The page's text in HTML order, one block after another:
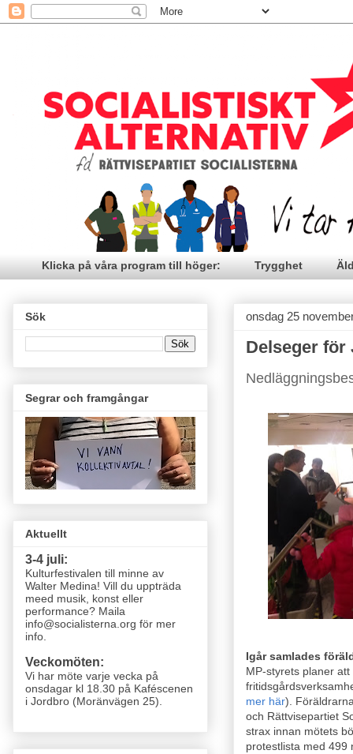
Klicka på våra program till höger: Trygghet
onsdag 25
Delseger för
Igår samlades
MP-styrets planer
mer här).
och Rättvisepartiet
strax innan mötets
protestlista med 499
Sök
Segrar och framgångar
Aktuellt
3-4 juli:
Kulturfestivalen till minne av
Walter Medina! Vill du uppträda
meed musik, konst eller
performance? Maila
info@socialisterna.org för mer
info.
Veckomöten:
Vi har möte varje vecka på
onsdagar kl 18.30 på Kaféscenen
i Jordbro (Moränvägen 25)